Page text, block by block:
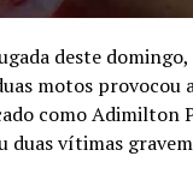
deste
motos provocou
como Adimilton
duas vítimas